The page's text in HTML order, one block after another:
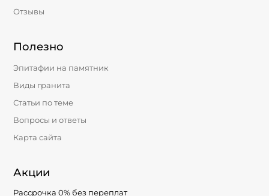
Отзывы
Полезно
Эпитафии на памятник
Виды гранита
Статьи по теме
Вопросы и ответы
Карта сайта
Акции
Рассрочка 0% без переплат